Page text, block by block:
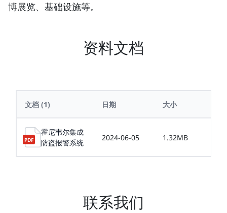
博展览、基础设施等。
资料文档
文档 (1) 日期 大小
霍尼韦尔集成
防盗报警系统
2024-06-05 1.32MB
联系我们